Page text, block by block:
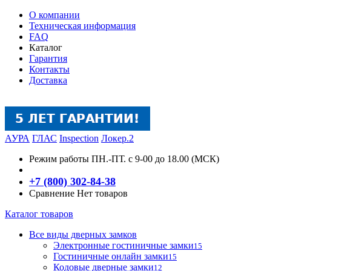
О компании
Техническая информация
FAQ
Каталог
Гарантия
Контакты
Доставка
АУРА ГЛАС Inspection Локер.2
Режим работы ПН.-ПТ. с 9-00 до 18.00 (МСК)
+7 (800) 302-84-38
Сравнение Нет товаров
Каталог товаров
Все виды дверных замков
Электронные гостиничные замки15
Гостиничные онлайн замки15
Кодовые дверные замки12